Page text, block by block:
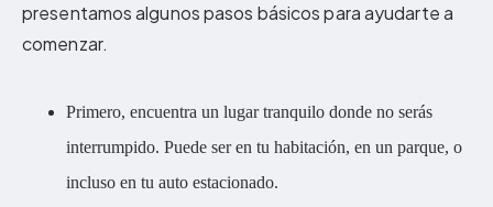
presentamos algunos pasos básicos para ayudarte a
comenzar.
Primero, encuentra un lugar tranquilo donde no serás
interrumpido. Puede ser en tu habitación, en un parque, o
incluso en tu auto estacionado.